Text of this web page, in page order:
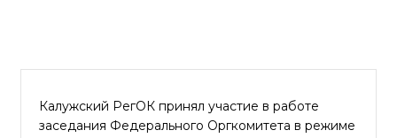
Калужский РегОК принял участие в работе
заседания Федерального Оргкомитета в режиме